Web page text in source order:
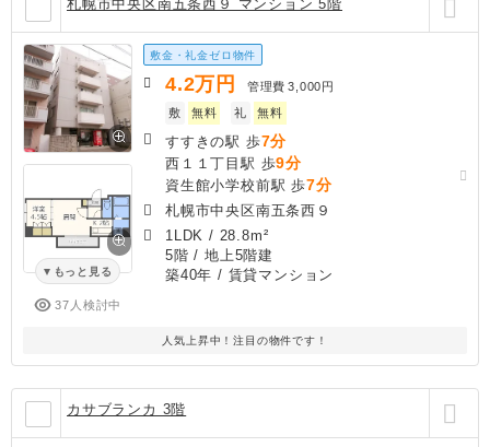
札幌市中央区南五条西９ マンション 5階
もっと見る
37人検討中
敷金・礼金ゼロ物件
4.2万円 管理費 3,000円
敷
無料 礼 無料
すすきの駅 歩7分
西１１丁目駅 歩9分
資生館小学校前駅 歩7分
札幌市中央区南五条西９
1LDK / 28.8m²
5階 / 地上5階建
築40年 / 賃貸マンション
人気上昇中！注目の物件です！
カサブランカ 3階